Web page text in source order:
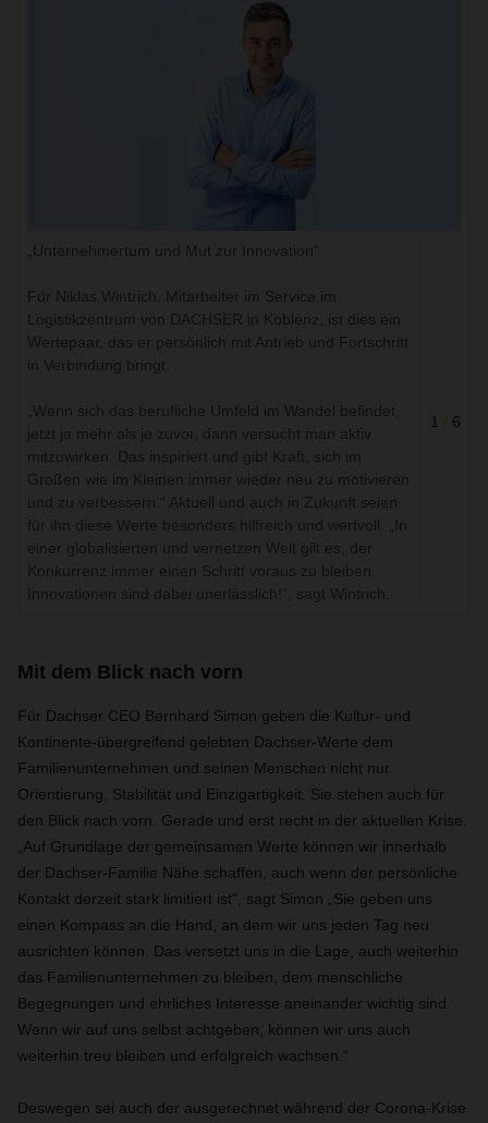
„Unternehmertum und Mut zur Innovation“
Für Niklas Wintrich, Mitarbeiter im Service im
Logistikzentrum von DACHSER in Koblenz, ist dies ein
Wertepaar, das er persönlich mit Antrieb und Fortschritt
in Verbindung bringt.
„Wenn sich das berufliche Umfeld im Wandel befindet,
jetzt ja mehr als je zuvor, dann versucht man aktiv
mitzuwirken. Das inspiriert und gibt Kraft, sich im
Großen wie im Kleinen immer wieder neu zu motivieren
und zu verbessern.“ Aktuell und auch in Zukunft seien
für ihn diese Werte besonders hilfreich und wertvoll. „In
einer globalisierten und vernetzen Welt gilt es, der
Konkurrenz immer einen Schritt voraus zu bleiben.
Innovationen sind dabei unerlässlich!“, sagt Wintrich.
1 / 6
Mit dem Blick nach vorn
Für Dachser CEO Bernhard Simon geben die Kultur- und
Kontinente-übergreifend gelebten Dachser-Werte dem
Familienunternehmen und seinen Menschen nicht nur
Orientierung, Stabilität und Einzigartigkeit. Sie stehen auch für
den Blick nach vorn. Gerade und erst recht in der aktuellen Krise.
„Auf Grundlage der gemeinsamen Werte können wir innerhalb
der Dachser-Familie Nähe schaffen, auch wenn der persönliche
Kontakt derzeit stark limitiert ist“, sagt Simon „Sie geben uns
einen Kompass an die Hand, an dem wir uns jeden Tag neu
ausrichten können. Das versetzt uns in die Lage, auch weiterhin
das Familienunternehmen zu bleiben, dem menschliche
Begegnungen und ehrliches Interesse aneinander wichtig sind.
Wenn wir auf uns selbst achtgeben, können wir uns auch
weiterhin treu bleiben und erfolgreich wachsen.“
Deswegen sei auch der ausgerechnet während der Corona-Krise